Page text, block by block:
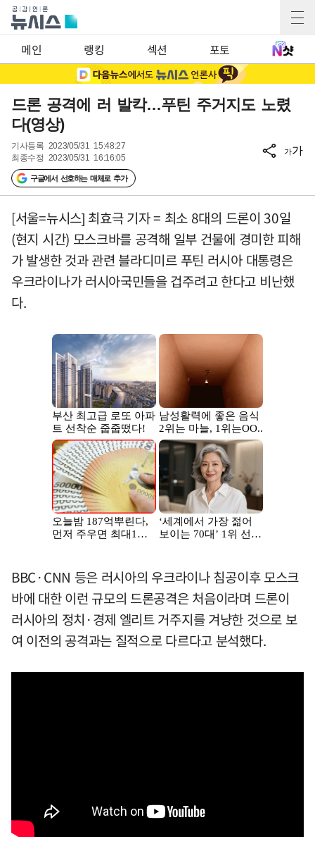
메인 랭킹 섹션 포토
드론 공격에 러 발칵…푸틴 주거지도 노렸
다(영상)
기사등록 2023/05/31 15:48:27
최종수정 2023/05/31 16:16:05
구글에서 선호하는 매체로 추가
가가
[서울=뉴시스] 최효극 기자 = 최소 8대의 드론이 30일
(현지 시간) 모스크바를 공격해 일부 건물에 경미한 피해
가 발생한 것과 관련 블라디미르 푸틴 러시아 대통령은
우크라이나가 러시아국민들을 겁주려고 한다고 비난했
다.
BBC·CNN 등은 러시아의 우크라이나 침공이후 모스크
바에 대한 이런 규모의 드론공격은 처음이라며 드론이
러시아의 정치·경제 엘리트 거주지를 겨냥한 것으로 보
여 이전의 공격과는 질적으로 다르다고 분석했다.